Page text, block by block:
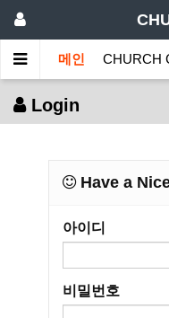
메인 CHURCH
Login
Have a
아이디
비밀번호